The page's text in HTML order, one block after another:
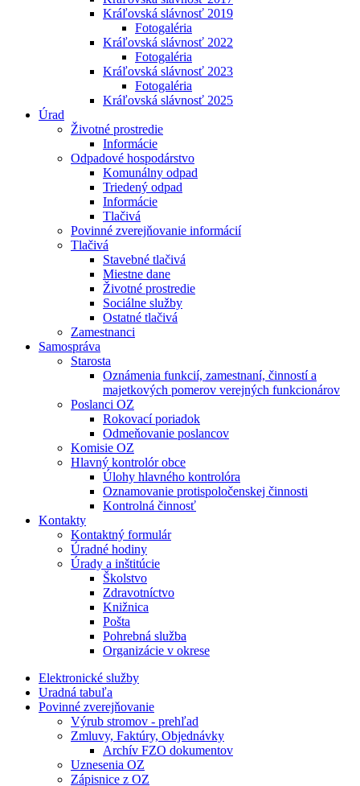
Kráľovská slávnosť 2019
Fotogaléria
Kráľovská slávnosť 2022
Fotogaléria
Kráľovská slávnosť 2023
Fotogaléria
Kráľovská slávnosť 2025
Úrad
Životné prostredie
Informácie
Odpadové hospodárstvo
Komunálny odpad
Triedený odpad
Informácie
Tlačivá
Povinné zverejňovanie informácií
Tlačivá
Stavebné tlačivá
Miestne dane
Životné prostredie
Sociálne služby
Ostatné tlačivá
Zamestnanci
Samospráva
Starosta
Oznámenia funkcií, zamestnaní, činností a
majetkových pomerov verejných funkcionárov
Poslanci OZ
Rokovací poriadok
Odmeňovanie poslancov
Komisie OZ
Hlavný kontrolór obce
Úlohy hlavného kontrolóra
Oznamovanie protispoločenskej činnosti
Kontrolná činnosť
Kontakty
Kontaktný formulár
Úradné hodiny
Úrady a inštitúcie
Školstvo
Zdravotníctvo
Knižnica
Pošta
Pohrebná služba
Organizácie v okrese
Elektronické služby
Uradná tabuľa
Povinné zverejňovanie
Výrub stromov - prehľad
Zmluvy, Faktúry, Objednávky
Archív FZO dokumentov
Uznesenia OZ
Zápisnice z OZ